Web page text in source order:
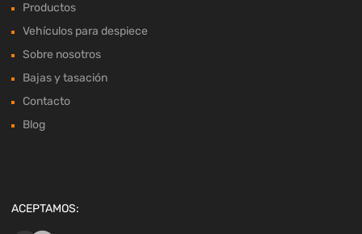
Productos
Vehículos para despiece
Sobre nosotros
Bajas y tasación
Contacto
Blog
ACEPTAMOS: